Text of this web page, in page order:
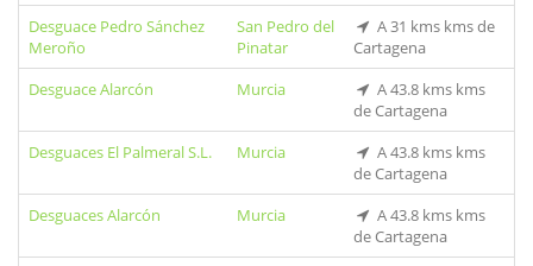
Desguace Pedro Sánchez
Meroño
San Pedro del
Pinatar
A 31 kms kms de
Cartagena
Desguace Alarcón
Murcia
A 43.8 kms kms
de Cartagena
Desguaces El Palmeral S.L.
Murcia
A 43.8 kms kms
de Cartagena
Desguaces Alarcón
Murcia
A 43.8 kms kms
de Cartagena